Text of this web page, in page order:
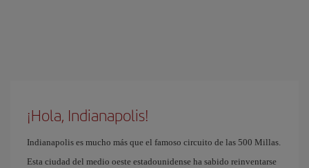
¡Hola, Indianapolis!
Indianapolis es mucho más que el famoso circuito de las 500 Millas.
Esta ciudad del medio oeste estadounidense ha sabido reinventarse